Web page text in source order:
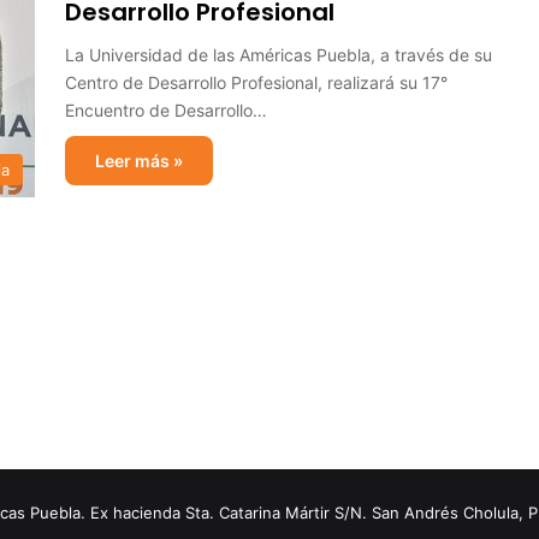
Desarrollo Profesional
La Universidad de las Américas Puebla, a través de su
Centro de Desarrollo Profesional, realizará su 17°
Encuentro de Desarrollo…
Leer más »
Puebla. Ex hacienda Sta. Catarina Mártir S/N. San Andrés Cholula,